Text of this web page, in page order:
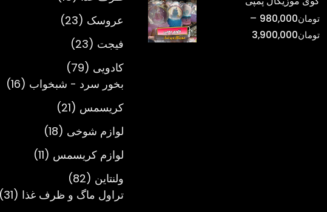
تومان298,000
تومان900,000
تومان980,000
–
تومان3,900,000
محصول
عروسک 23
23
فیجت 23
23
محصول
کادویی 79
79
محصول
بخور سرد - شبخواب 16
16
کریسمس 21
21
محصول
لوازم شوخی 18
18
محصول
لوازم کریسمس 11
11
ولنتاین 82
82
محصول
تراول ماگ و ظرف غذا 31